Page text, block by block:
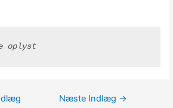
oplyst
Næste Indlæg →